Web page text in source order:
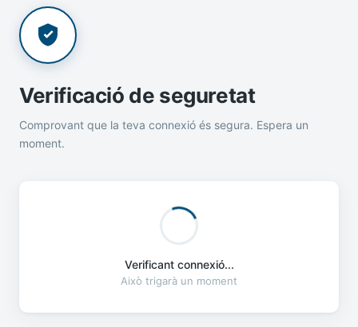
Verificació de seguretat
Comprovant que la teva connexió és segura. Espera un
moment.
Verificant connexió...
Això trigarà un moment